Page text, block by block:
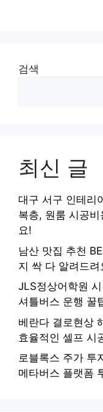
검색
최신 글
대구 서구 인테리
복층, 원룸 시공
요!
남산 맛집 추천
지 싹 다 알려드려
JLS정상어학원
셔틀버스 운행 꿀
베란다 결로현상
효율적인 셀프 시
로블록스 주가 투
메타버스 플랫폼